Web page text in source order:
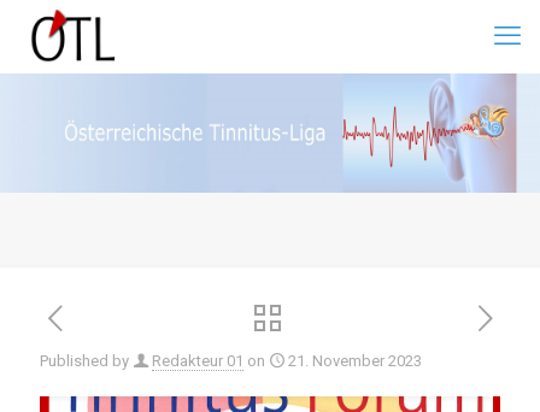
Published by Redakteur 01 on 21. November 2023